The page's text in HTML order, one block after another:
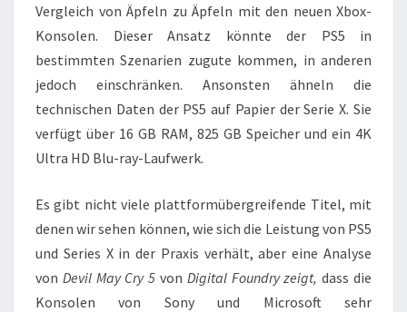
Vergleich von Äpfeln zu Äpfeln mit den neuen Xbox-
Konsolen. Dieser Ansatz könnte der PS5 in
bestimmten Szenarien zugute kommen, in anderen
jedoch einschränken. Ansonsten ähneln die
technischen Daten der PS5 auf Papier der Serie X. Sie
verfügt über 16 GB RAM, 825 GB Speicher und ein 4K
Ultra HD Blu-ray-Laufwerk.
Es gibt nicht viele plattformübergreifende Titel, mit
denen wir sehen können, wie sich die Leistung von PS5
und Series X in der Praxis verhält, aber eine Analyse
von Devil May Cry 5von Digital Foundry zeigt, dass die
Konsolen von Sony und Microsoft sehr